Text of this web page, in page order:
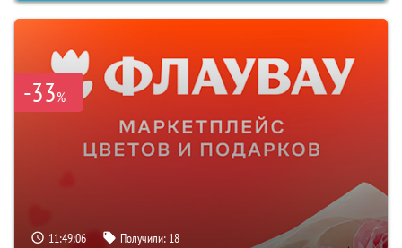
-33%
11:49:05 Получили: 18